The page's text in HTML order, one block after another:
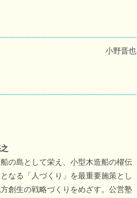
小野晋也
の島として栄え、小型木造船の櫂伝
なる「人づくり」を最重要施策とし
創生の戦略づくりをめざす。公営塾